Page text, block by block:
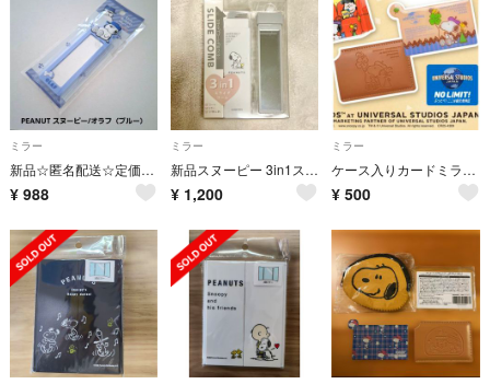
ミラー
新品☆匿名配送☆定価以下!!スヌーピー スリムラバーミラー 鏡/オラフ（ブルー）
¥ 988
ミラー
新品スヌーピー 3in1スライドコーム ミラー＆くし＆小物入れ
¥ 1,200
ミラー
ケース入りカードミラー SNOOPY
¥ 500